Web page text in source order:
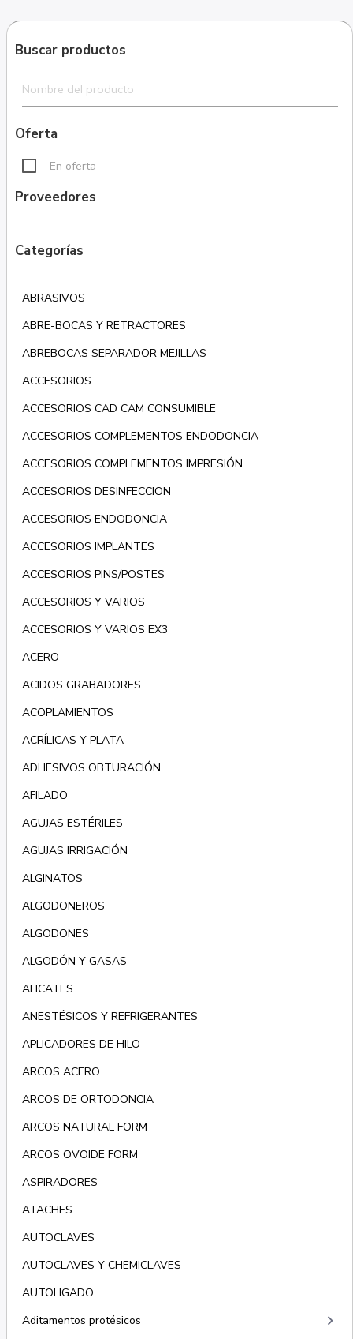
Buscar productos
Oferta
En oferta
Proveedores
Categorías
ABRASIVOS
ABRE-BOCAS Y RETRACTORES
ABREBOCAS SEPARADOR MEJILLAS
ACCESORIOS
ACCESORIOS CAD CAM CONSUMIBLE
ACCESORIOS COMPLEMENTOS ENDODONCIA
ACCESORIOS COMPLEMENTOS IMPRESIÓN
ACCESORIOS DESINFECCION
ACCESORIOS ENDODONCIA
ACCESORIOS IMPLANTES
ACCESORIOS PINS/POSTES
ACCESORIOS Y VARIOS
ACCESORIOS Y VARIOS EX3
ACERO
ACIDOS GRABADORES
ACOPLAMIENTOS
ACRÍLICAS Y PLATA
ADHESIVOS OBTURACIÓN
AFILADO
AGUJAS ESTÉRILES
AGUJAS IRRIGACIÓN
ALGINATOS
ALGODONEROS
ALGODONES
ALGODÓN Y GASAS
ALICATES
ANESTÉSICOS Y REFRIGERANTES
APLICADORES DE HILO
ARCOS ACERO
ARCOS DE ORTODONCIA
ARCOS NATURAL FORM
ARCOS OVOIDE FORM
ASPIRADORES
ATACHES
AUTOCLAVES
AUTOCLAVES Y CHEMICLAVES
AUTOLIGADO
Aditamentos protésicos
keyboard_arrow_right